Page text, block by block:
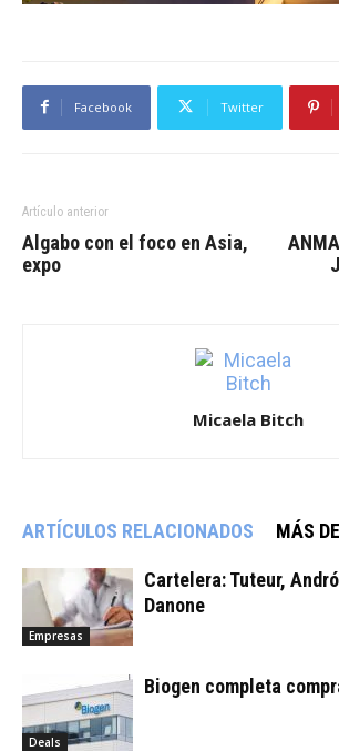
Facebook Twitter
Artículo anterior
Algabo con el foco en Asia,
expo
Micaela Bitch
ARTÍCULOS RELACIONADOS MÁS
Empresas
Cartelera: Tuteur,
Danone
Deals
Biogen completa